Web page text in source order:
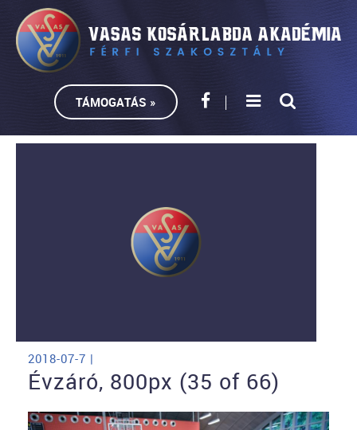
TÁMOGATÁS »
2018-07-7 |
Évzáró, 800px (35 of 66)